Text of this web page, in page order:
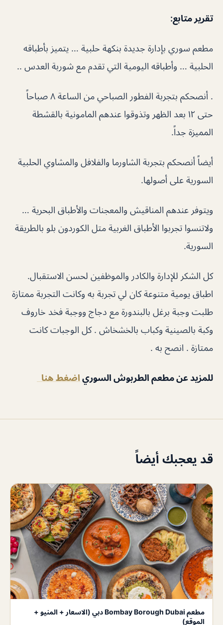
تقرير متابع:
مطعم سوري بإدارة جديدة بنكهة حلبية … يتميز بأطباقه
الحلبية … وأطباقه اليومية التي تقدم مع شوربة العدس ..
. أنصحكم بتجربة الفطور الصباحي من الساعة ٨ صباحاً
حتى ١٢ بعد الظهر وتذوقوا عندهم المامونية بالقشطة
المميزة جداً.
أيضاً أنصحكم بتجربة الشاورما والفلافل والمشاوي الحلبية
السورية على أصولها.
ويتوفر عندهم المناقيش والمعجنات والأطباق البحرية …
ولاتنسوا تجربوا الأطباق الغربية متل الكوردون بلو بالطريقة
السورية.
كل الشكر للإدارة والكادر والموظفين لحسن الاستقبال.
اطباق يومية متنوعة كان لي تجربة به وكانت التجربة ممتازة
طلبت وجبة برغل بالبندورة مع دجاج ووجبة فخد خاروف
وكبة بالصينية وكباب بالخشخاش . كل الوجبات كانت
ممتازة . انصح به .
للمزيد عن مطعم الطربوش السوري اضغط هنا
قد يعجبك أيضاً
مطعم Bombay Borough Dubai دبي (الاسعار + المنيو +
الموقع)